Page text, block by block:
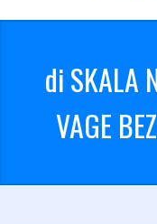
di SKALA
VAGE